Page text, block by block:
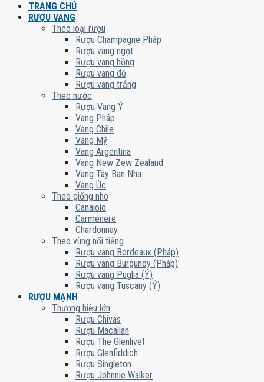
TRANG CHỦ
RƯỢU VANG
Theo loại rượu
Rượu Champagne Pháp
Rượu vang ngọt
Rượu vang hồng
Rượu vang đỏ
Rượu vang trắng
Theo nước
Rượu Vang Ý
Vang Pháp
Vang Chile
Vang Mỹ
Vang Argentina
Vang New Zew Zealand
Vang Tây Ban Nha
Vang Úc
Theo giống nho
Canaiolo
Carmenere
Chardonnay
Theo vùng nổi tiếng
Rượu vang Bordeaux (Pháp)
Rượu vang Burgundy (Pháp)
Rượu vang Puglia (Ý)
Rượu vang Tuscany (Ý)
RƯỢU MẠNH
Thương hiệu lớn
Rượu Chivas
Rượu Macallan
Rượu The Glenlivet
Rượu Glenfiddich
Rượu Singleton
Rượu Johnnie Walker